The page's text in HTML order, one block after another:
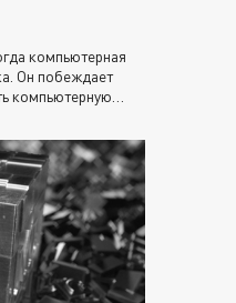
компьютерная
Он побеждает
компьютерную